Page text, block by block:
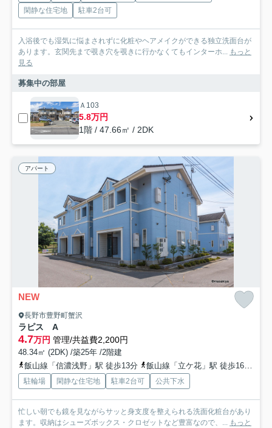
閑静な住宅地
駐車2台可
入浴後でも湿気に悩まされずに化粧やヘアメイクができる独立洗面台が
あります。玄関先まで覗き穴を覗きに行かなくてもインターホ... もっと
見る
募集中の部屋
Ａ103
5.8万円
1階 / 47.66㎡ / 2DK
アパート
NEW
長野市豊野町蟹沢
ラピス A
4.7万円 管理/共益費2,200円
48.34㎡ (2DK) /築25年 /2階建
飯山線「信濃浅野」駅 徒歩13分
飯山線「立ケ花」駅 徒歩16分
駐輪場 閑静な住宅地 駐車2台可 公共下水
忙しい朝でも鏡を見ながらサッと身支度を整えられる洗面化粧台があり
ます。収納はシューズボックス・クロゼットなど豊富なので、... もっと